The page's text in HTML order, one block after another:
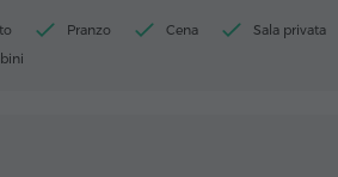
Pranzo Cena
Sala privata